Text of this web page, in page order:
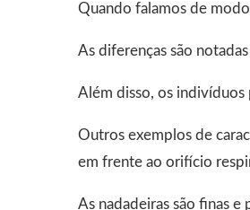
Quando falamos de
As diferenças são
Além disso, os indivíduos
Outros exemplos de
em frente ao orifício
As nadadeiras são finas e